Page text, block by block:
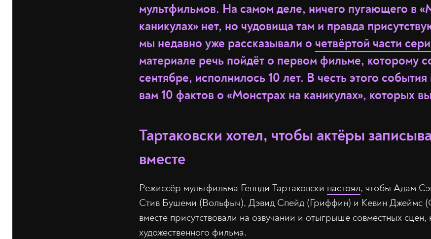
мультфильмов. На самом деле, ничего пугающего в
каникулах» нет, но чудовища там и правда
мы недавно уже рассказывали о четвёртой части
материале речь пойдёт о первом фильме, которому
сентябре, исполнилось 10 лет. В честь этого
вам 10 фактов о «Монстрах на каникулах», которых
Тартаковски хотел, чтобы актёры
вместе
Режиссёр мультфильма Геннди Тартаковски настоял, чтобы Адам
Стив Бушеми (Вольфыч), Дэвид Спейд (Гриффин) и Кевин Джеймс
вместе присутствовали на озвучании и отыгрыше совместных сцен,
художественного фильма.